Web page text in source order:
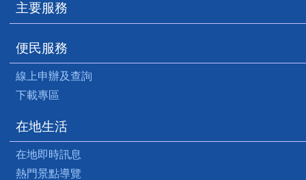
主要服務
便民服務
線上申辦及查詢
下載專區
在地生活
在地即時訊息
熱門景點導覽